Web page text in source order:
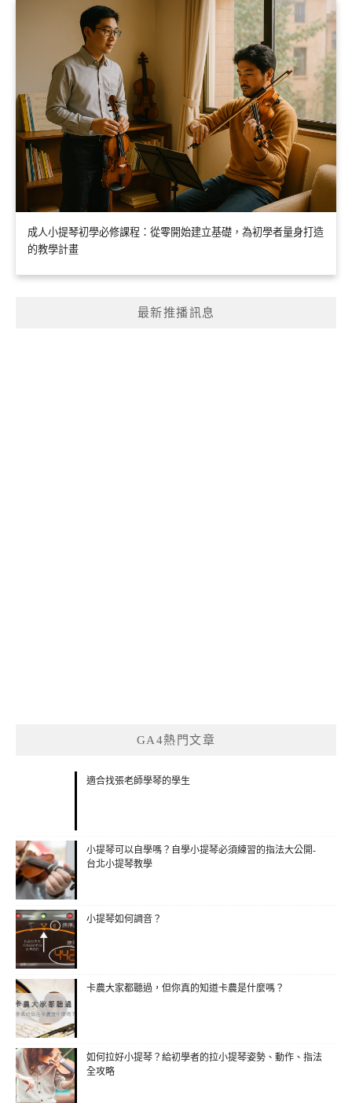
成人小提琴初學必修課程：從零開始建立基礎，為初學者量身打造
的教學計畫
最新推播訊息
GA4熱門文章
適合找張老師學琴的學生
小提琴可以自學嗎？自學小提琴必須練習的指法大公開-
台北小提琴教學
小提琴如何調音？
卡農大家都聽過，但你真的知道卡農是什麼嗎？
如何拉好小提琴？給初學者的拉小提琴姿勢、動作、指法
全攻略